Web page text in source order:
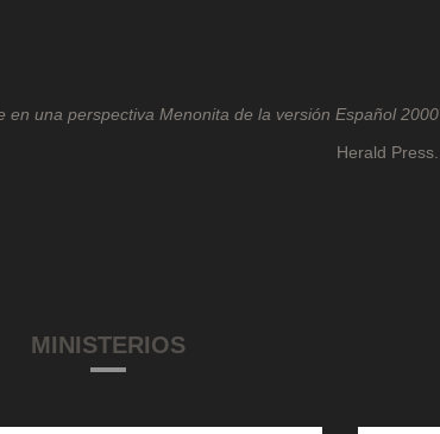
en una perspectiva Menonita de la versión Español 2000
Herald Press.
MINISTERIOS